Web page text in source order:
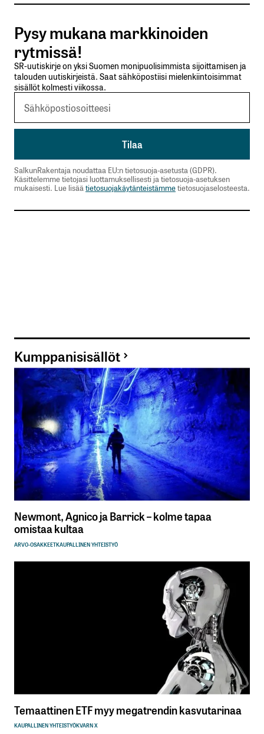
Lähetä kommentti
Pysy mukana markkinoiden
rytmissä!
SR-uutiskirje on yksi Suomen monipuolisimmista sijoittamisen ja
talouden uutiskirjeistä. Saat sähköpostiisi mielenkiintoisimmat
sisällöt kolmesti viikossa.
SalkunRakentaja noudattaa EU:n tietosuoja-asetusta (GDPR).
Käsittelemme tietojasi luottamuksellisesti ja tietosuoja-asetuksen
mukaisesti. Lue lisäätietosuojakäytänteistämmetietosuojaselosteesta.
Kumppanisisällöt
Newmont, Agnico ja Barrick – kolme tapaa
omistaa kultaa
ARVO-OSAKKEETKAUPALLINEN YHTEISTYÖ
Temaattinen ETF myy megatrendin kasvutarinaa
KAUPALLINEN YHTEISTYÖKVARN X